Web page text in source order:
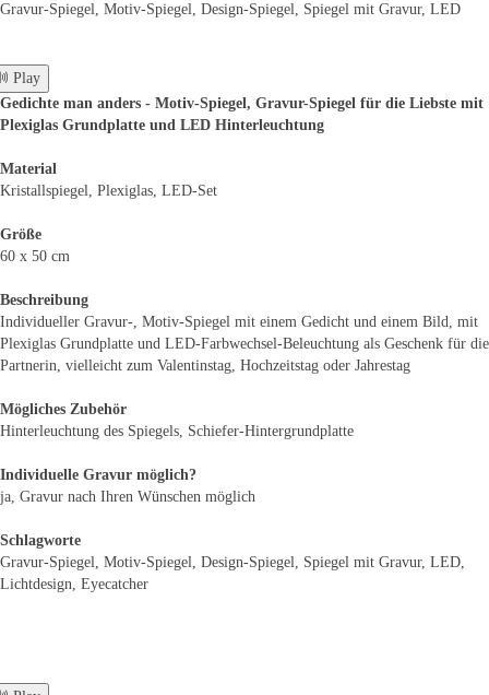
Gravur-Spiegel, Motiv-Spiegel, Design-Spiegel, Spiegel mit Gravur, LED
Play
Gedichte man anders - Motiv-Spiegel, Gravur-Spiegel für die Liebste mit
Plexiglas Grundplatte und LED Hinterleuchtung
Material
Kristallspiegel, Plexiglas, LED-Set
Größe
60 x 50 cm
Beschreibung
Individueller Gravur-, Motiv-Spiegel mit einem Gedicht und einem Bild, mit
Plexiglas Grundplatte und LED-Farbwechsel-Beleuchtung als Geschenk für die
Partnerin, vielleicht zum Valentinstag, Hochzeitstag oder Jahrestag
Mögliches Zubehör
Hinterleuchtung des Spiegels, Schiefer-Hintergrundplatte
Individuelle Gravur möglich?
ja, Gravur nach Ihren Wünschen möglich
Schlagworte
Gravur-Spiegel, Motiv-Spiegel, Design-Spiegel, Spiegel mit Gravur, LED,
Lichtdesign, Eyecatcher© 2015